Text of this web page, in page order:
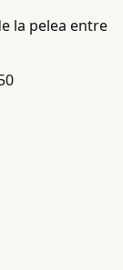
la pelea entre